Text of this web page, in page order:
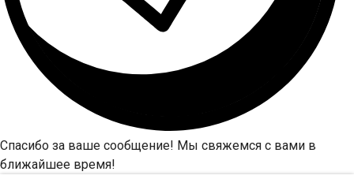
Спасибо за ваше сообщение! Мы свяжемся с вами в
ближайшее время!